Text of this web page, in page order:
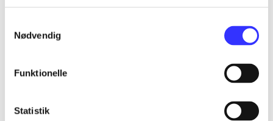
Nødvendig
Funktionelle
Statistik